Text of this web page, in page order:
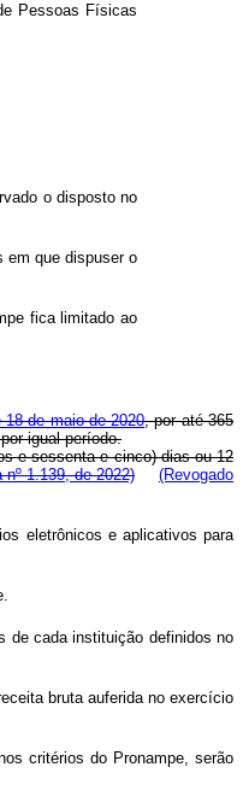
Pessoas Físicas
o disposto no
em que dispuser o
fica limitado ao
18 de maio de 2020, por até 365
igual período.
e sessenta e cinco) dias ou 12
1.139, de 2022)
(Revogado
eletrônicos e aplicativos para
de cada instituição definidos no
bruta auferida no exercício
critérios do Pronampe, serão